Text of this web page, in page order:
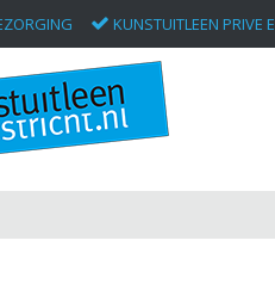
KUNSTUITLEEN PRIVE